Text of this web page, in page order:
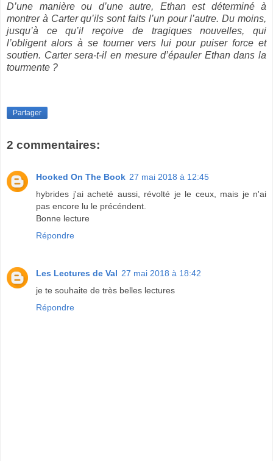
D’une manière ou d’une autre, Ethan est déterminé à
montrer à Carter qu’ils sont faits l’un pour l’autre. Du moins,
jusqu’à ce qu’il reçoive de tragiques nouvelles, qui
l’obligent alors à se tourner vers lui pour puiser force et
soutien. Carter sera-t-il en mesure d’épauler Ethan dans la
tourmente ?
Partager
2 commentaires:
Hooked On The Book 27 mai 2018 à 12:45
hybrides j'ai acheté aussi, révolté je le ceux, mais je n'ai
pas encore lu le précéndent.
Bonne lecture
Répondre
Les Lectures de Val 27 mai 2018 à 18:42
je te souhaite de très belles lectures
Répondre